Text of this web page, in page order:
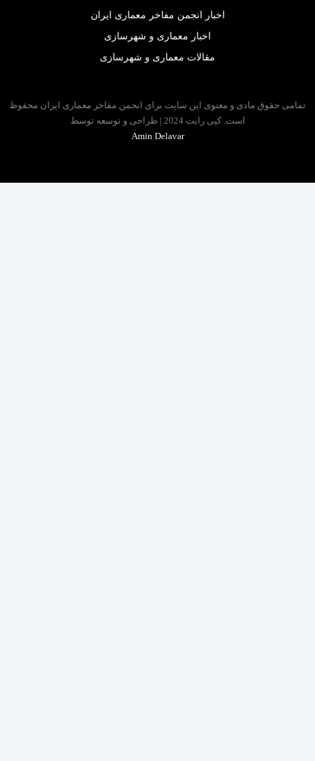
اخبار انجمن مفاخر معماری ایران
اخبار معماری و شهرسازی
مقالات معماری و شهرسازی
حقوق مادی و معنوی این سایت برای انجمن مفاخر معماری ایران محفوظ
است. کپی رایت 2024 | طراحی و توسعه توسط
Amin Delavar